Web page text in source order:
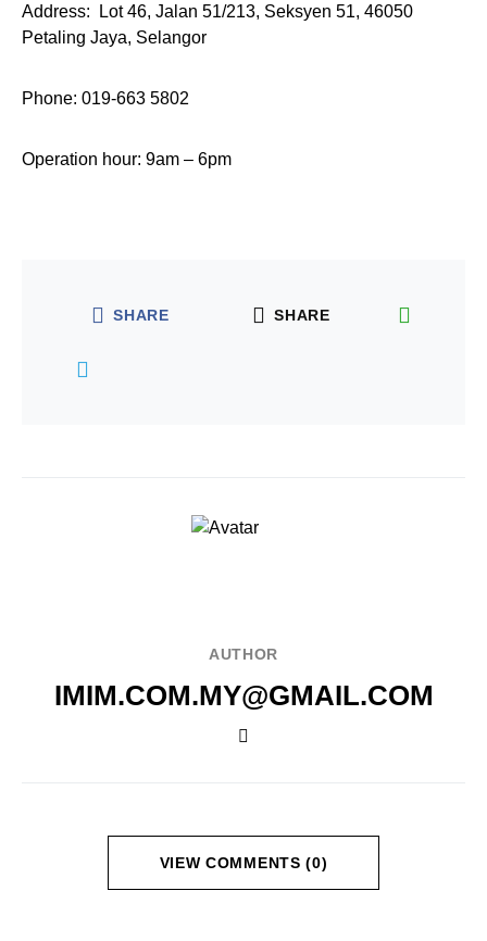
Address: Lot 46, Jalan 51/213, Seksyen 51, 46050
Petaling Jaya, Selangor
Phone: 019-663 5802
Operation hour: 9am – 6pm
SHARE SHARE
AUTHOR
IMIM.COM.MY@GMAIL.COM
VIEW COMMENTS (0)